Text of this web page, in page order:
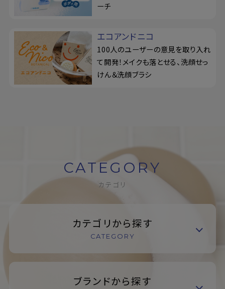
ーチ
エコアンドニコ
100人のユーザーの意見を取り入れ
て開発！メイクも落とせる、洗顔せっ
けん＆洗顔ブラシ
CATEGORY
カテゴリ
カテゴリから探す
CATEGORY
ブランドから探す